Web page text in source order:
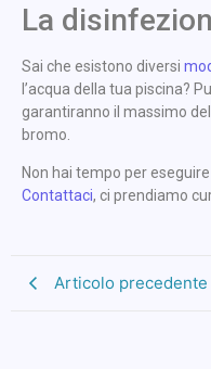
La
Sai che esistono diversi
l’acqua della tua piscina?
garantiranno il massimo
bromo.
Non hai tempo per
Contattaci, ci prendiamo
Articolo precedente